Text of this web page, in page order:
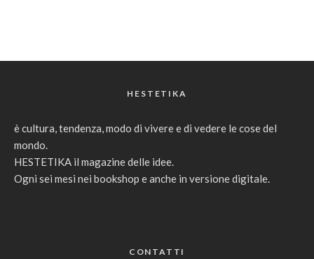
HESTETIKA
è cultura, tendenza, modo di vivere e di vedere le cose del
mondo.
HESTETIKA il magazine delle idee.
Ogni sei mesi nei bookshop e anche in versione digitale.
CONTATTI